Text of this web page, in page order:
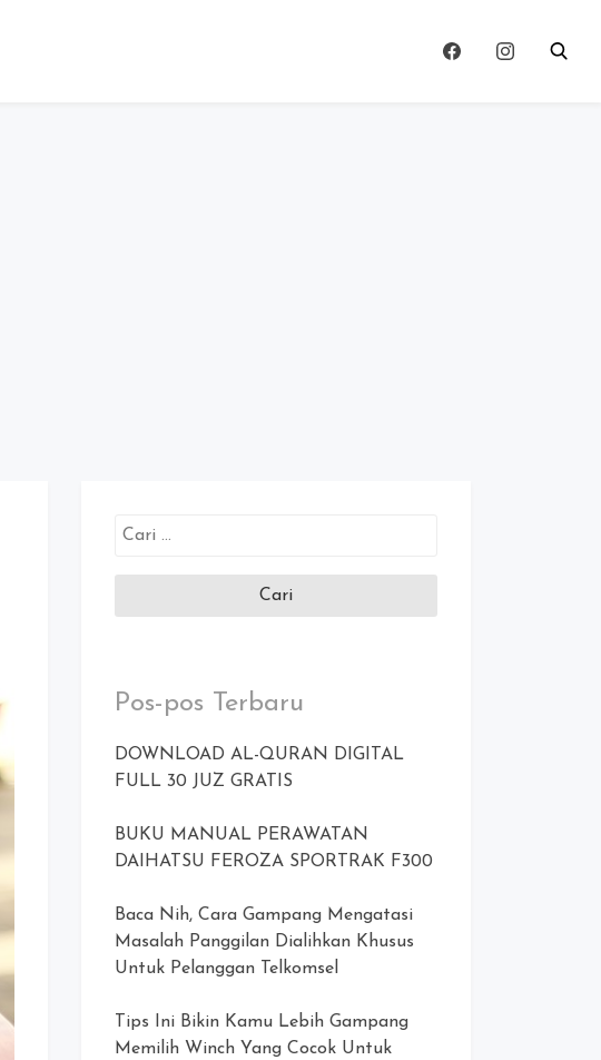
Cari
Pos-pos Terbaru
DOWNLOAD AL-QURAN DIGITAL
FULL 30 JUZ GRATIS
BUKU MANUAL PERAWATAN
DAIHATSU FEROZA SPORTRAK F300
Baca Nih, Cara Gampang Mengatasi
Masalah Panggilan Dialihkan Khusus
Untuk Pelanggan Telkomsel
Tips Ini Bikin Kamu Lebih Gampang
Memilih Winch Yang Cocok Untuk